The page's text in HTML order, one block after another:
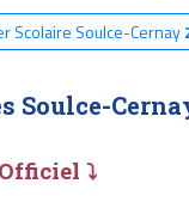
Scolaire Soulce-Cernay
Soulce-
⤵